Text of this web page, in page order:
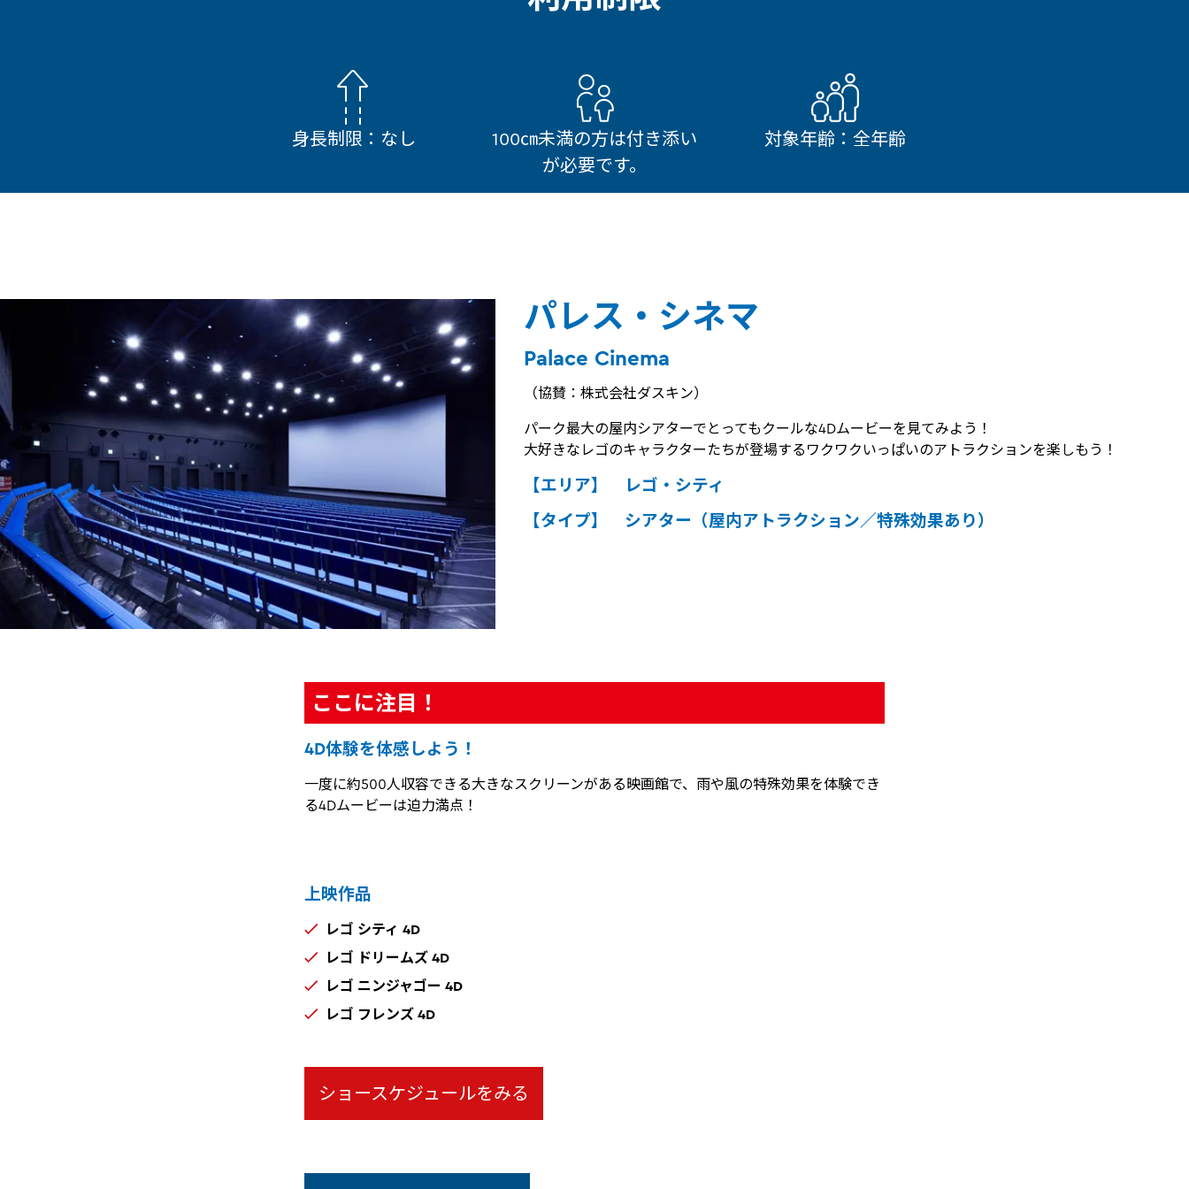
身長制限：なし
100㎝未満の方は付き添い
が必要です。
対象年齢：全年齢
パレス・シネマ
Palace Cinema
（協賛：株式会社ダスキン）
パーク最大の屋内シアターでとってもクールな4Dムービーを見てみよう！
大好きなレゴのキャラクターたちが登場するワクワクいっぱいのアトラクションを楽しもう！
【エリア】 レゴ・シティ
【タイプ】 シアター（屋内アトラクション／特殊効果あり）
ここに注目！
4D体験を体感しよう！
一度に約500人収容できる大きなスクリーンがある映画館で、雨や風の特殊効果を体験でき
る4Dムービーは迫力満点！
上映作品
レゴ シティ 4D
レゴ ドリームズ 4D
レゴ ニンジャゴー 4D
レゴ フレンズ 4D
ショースケジュールをみる